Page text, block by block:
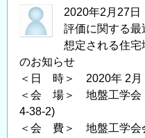
に
関
る
技
術
講
習
2020年2月27
評価に関する
想定される住宅
のお知らせ
＜日 時＞ 2020年 2月
＜会 場＞ 地盤工学会
4-38-2)
＜会 費＞ 地盤工学会